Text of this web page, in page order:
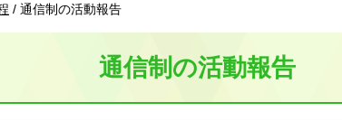
/ 通信制の活動報告
通信制の活動報告